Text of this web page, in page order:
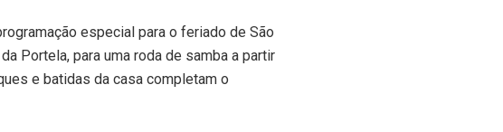
especial para o feriado de São
Portela, para uma roda de samba a partir
e batidas da casa completam o